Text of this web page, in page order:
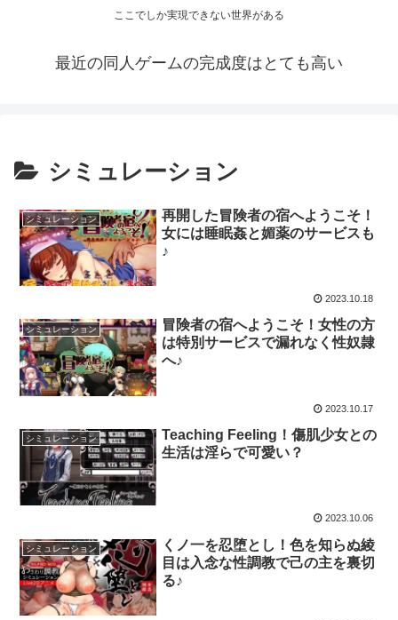
ここでしか実現できない世界がある
最近の同人ゲームの完成度はとても高い
シミュレーション
シミュレーション
再開した冒険者の宿へようこそ！
女には睡眠姦と媚薬のサービスも
♪
2023.10.18
シミュレーション
冒険者の宿へようこそ！女性の方
は特別サービスで漏れなく性奴隷
へ♪
2023.10.17
シミュレーション
Teaching Feeling！傷肌少女との
生活は淫らで可愛い？
2023.10.06
シミュレーション
くノ一を忍堕とし！色を知らぬ綾
目は入念な性調教で己の主を裏切
る♪